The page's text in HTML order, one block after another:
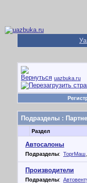
uazbuka.ru
Подразделы :
Раздел
Автосалоны
Подразделы: ТоргМаш
Производители
Подразделы: